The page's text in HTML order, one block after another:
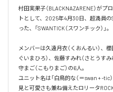
村田実果子（BLACKNAZARENE）が
トとして、2025年4月30日、超満員
った、「SWANTICK（スワンチック）」。
メンバーは久遠月衣（くおんるい）、
ぐいまひろ）、佐藤すみれ（さとうす
守まご（こもりまご）の6人。
ユニット名は「白鳥的な（＝swan + -
見と可愛さも兼ね備えたロリータ